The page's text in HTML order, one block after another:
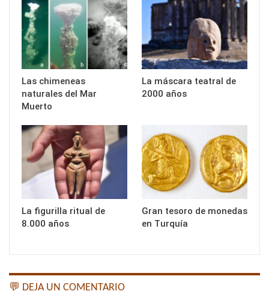
Las chimeneas
naturales del Mar
Muerto
La máscara teatral de
2000 años
La figurilla ritual de
8.000 años
Gran tesoro de monedas
en Turquía
💬 DEJA UN COMENTARIO